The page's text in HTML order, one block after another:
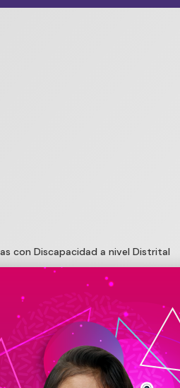
con Discapacidad a nivel Distrital